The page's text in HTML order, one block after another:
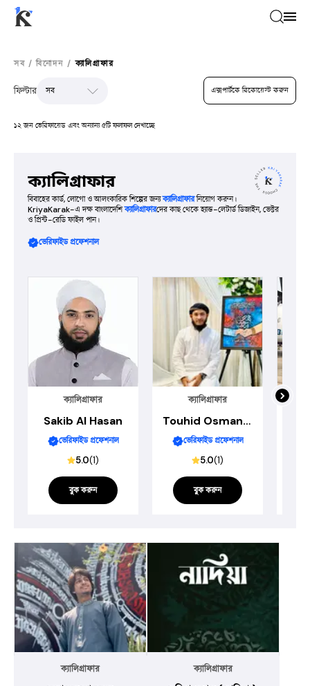
সব / বিনোদন / ক্যালিগ্রাফার
ফিল্টার এক্সপার্টকে রিকোয়েস্ট করুন
১২ জন ভেরিফায়েড এবং অন্যান্য ৫টি ফলাফল দেখাচ্ছে
ক্যালিগ্রাফার
বিবাহের কার্ড, লোগো ও আলংকারিক শিল্পের জন্যক্যালিগ্রাফারনিয়োগ করুন।
KriyaKarak-এ দক্ষ বাংলাদেশিক্যালিগ্রাফারদের কাছ থেকে হ্যান্ড-লেটার্ড ডিজাইন, ভেক্টর
ও প্রিন্ট-রেডি ফাইল পান।
ভেরিফাইড প্রফেশনাল
ক্যালিগ্রাফার
Sakib Al Hasan
ভেরিফাইড প্রফেশনাল
5.0(1)
বুক করুন
ক্যালিগ্রাফার
Touhid Osman Onu
ভেরিফাইড প্রফেশনাল
5.0(1)
বুক করুন
ক্যালিগ্রাফার ক্যালিগ্রাফার